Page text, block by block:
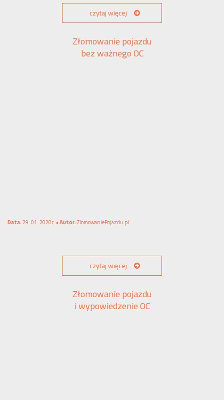
czytaj więcej
Złomowanie pojazdu
bez ważnego OC
Data:29. 01. 2020r. •Autor:ZlomowaniePojazdu.pl
czytaj więcej
Złomowanie pojazdu
i wypowiedzenie OC